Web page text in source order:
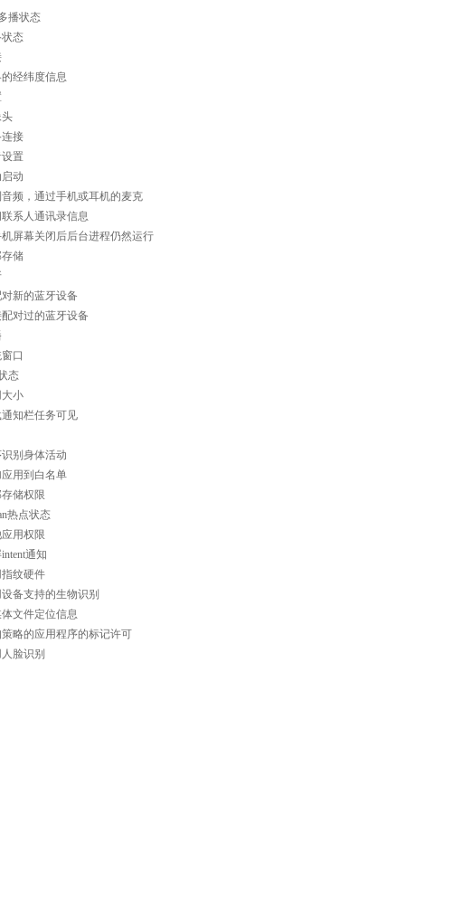
播状态
态
经纬度信息
头
接
置
动
频，通过手机或耳机的麦克
系人通讯录信息
屏幕关闭后后台进程仍然运行
储
新的蓝牙设备
对过的蓝牙设备
口
态
小
知栏任务可见
别身体活动
用到白名单
储权限
热点状态
用权限
通知
纹硬件
备支持的生物识别
文件定位信息
略的应用程序的标记许可
脸识别